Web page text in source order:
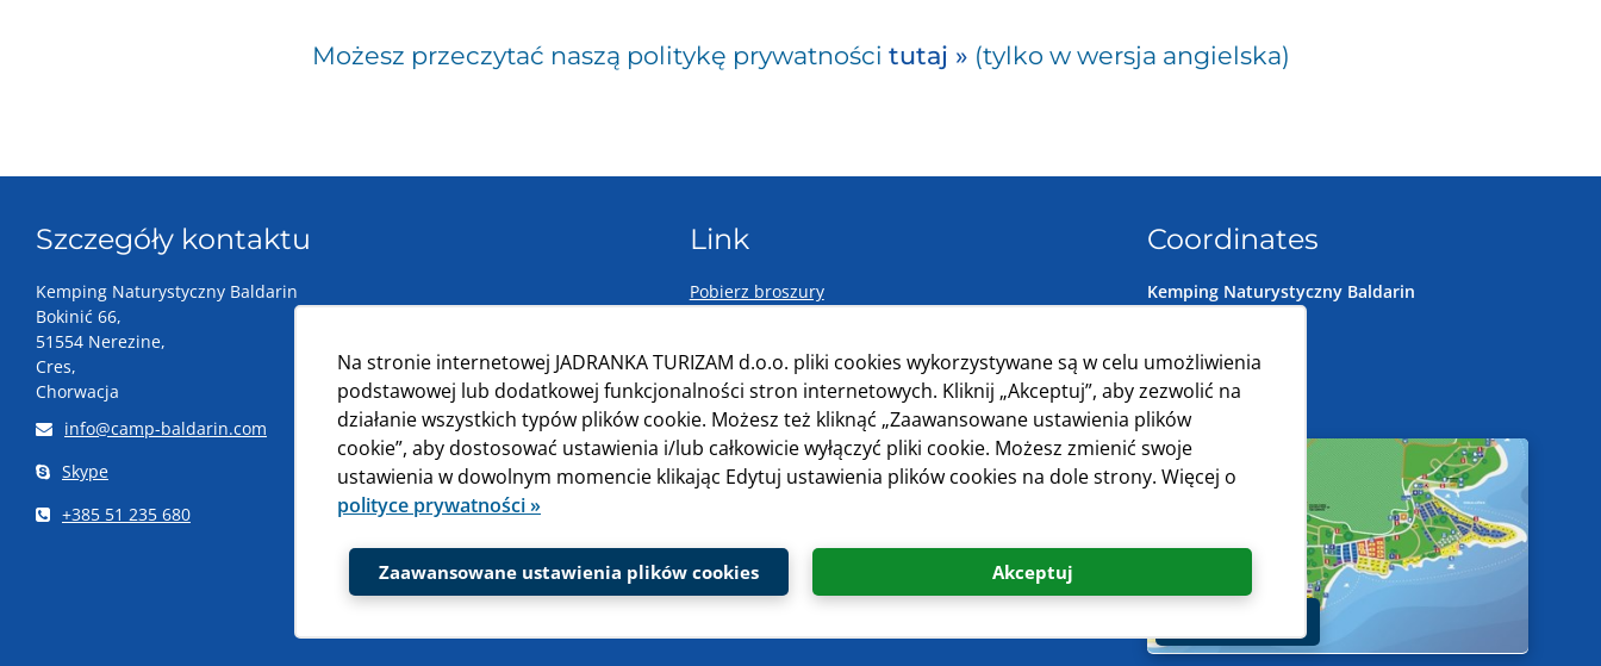
Możesz przeczytać naszą politykę prywatności tutaj » (tylko w wersja angielska)
Szczegóły kontaktu
Kemping Naturystyczny Baldarin
Bokinić 66,
51554 Nerezine,
Cres,
Chorwacja
info@camp-baldarin.com
Skype
+385 51 235 680
Link
Pobierz broszury
Program lojalnościowy
Polityka prywatności
Regulamin i warunki użytkownika
Informacje Morskie
Coordinates
Kemping Naturystyczny Baldarin
Zobacz na mapie
Na stronie internetowej JADRANKA TURIZAM d.o.o. pliki cookies wykorzystywane są w celu umożliwienia
podstawowej lub dodatkowej funkcjonalności stron internetowych. Kliknij „Akceptuj”, aby zezwolić na
działanie wszystkich typów plików cookie. Możesz też kliknąć „Zaawansowane ustawienia plików
cookie”, aby dostosować ustawienia i/lub całkowicie wyłączyć pliki cookie. Możesz zmienić swoje
ustawienia w dowolnym momencie klikając Edytuj ustawienia plików cookies na dole strony. Więcej o
polityce prywatności »
Zaawansowane ustawienia plików cookies Akceptuj